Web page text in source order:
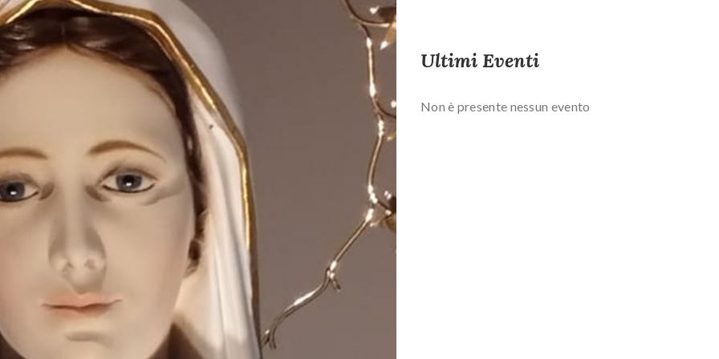
Ultimi Eventi
Non è presente nessun evento